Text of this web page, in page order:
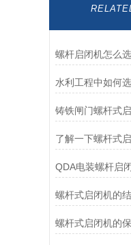
水利工程中如何
铸铁闸门螺杆式
了解一下螺杆式
QDA电装螺杆启
螺杆式启闭机的